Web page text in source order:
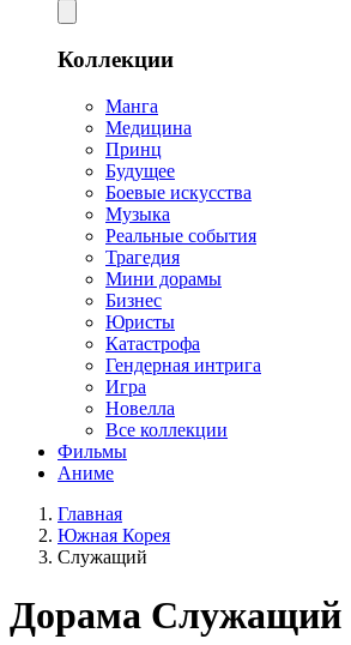
Коллекции
Манга
Медицина
Принц
Будущее
Боевые искусства
Музыка
Реальные события
Трагедия
Мини дорамы
Бизнес
Юристы
Катастрофа
Гендерная интрига
Игра
Новелла
Все коллекции
Фильмы
Аниме
Главная
Южная Корея
Служащий
Дорама Служащий